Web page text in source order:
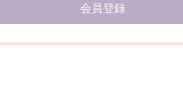
会員登録